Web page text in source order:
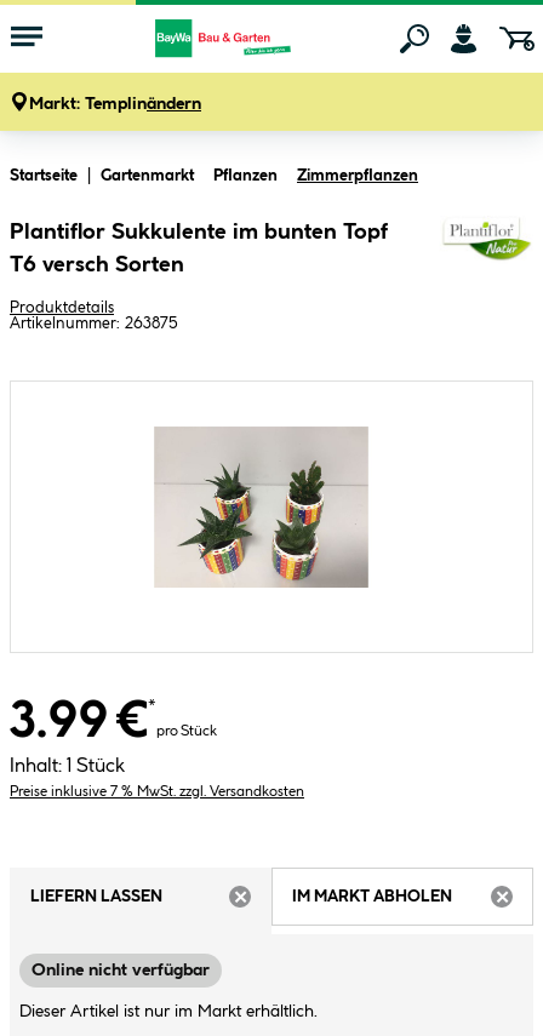
Markt: Templinändern
Startseite Gartenmarkt Pflanzen Zimmerpflanzen
Plantiflor Sukkulente im bunten Topf
T6 versch Sorten
Produktdetails
Artikelnummer: 263875
3.99 €*
pro Stück
Inhalt: 1 Stück
Preise inklusive 7 % MwSt. zzgl. Versandkosten
LIEFERN LASSEN
IM MARKT ABHOLEN
Online nicht verfügbar
Dieser Artikel ist nur im Markt erhältlich.